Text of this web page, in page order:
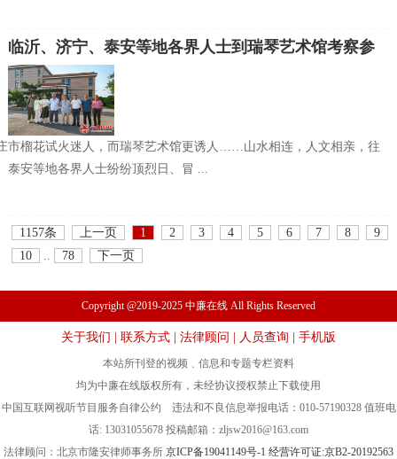
临沂、济宁、泰安等地各界人士到瑞琴艺术馆考察参
观
市榴花试火迷人，而瑞琴艺术馆更诱人……山水相连，人文相亲，往
泰安等地各界人士纷纷顶烈日、冒 ...
1157条 上一页 1 2 3 4 5 6 7 8
9
10
.. 78 下一页
Copyright @2019-2025 中廉在线 All Rights Reserved
关于我们 联系方式 法律顾问 人员查询 手机版
本站所刊登的视频﹑信息和专题专栏资料
均为中廉在线版权所有，未经协议授权禁止下载使用
中国互联网视听节目服务自律公约 违法和不良信息举报电话：010-57190328 值班电
话: 13031055678 投稿邮箱： zljsw2016@163.com
法律顾问：北京市隆安律师事务所 京ICP备19041149号-1 经营许可证:京B2-20192563